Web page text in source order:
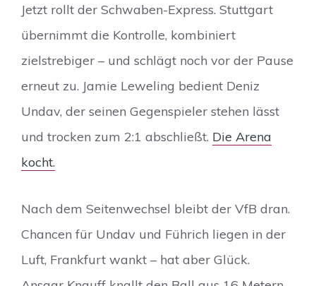
Jetzt rollt der Schwaben-Express. Stuttgart
übernimmt die Kontrolle, kombiniert
zielstrebiger – und schlägt noch vor der Pause
erneut zu. Jamie Leweling bedient Deniz
Undav, der seinen Gegenspieler stehen lässt
und trocken zum 2:1 abschließt. Die Arena
kocht.
Nach dem Seitenwechsel bleibt der VfB dran.
Chancen für Undav und Führich liegen in der
Luft, Frankfurt wankt – hat aber Glück.